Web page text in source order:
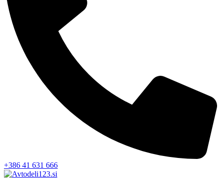
+386 41 631 666